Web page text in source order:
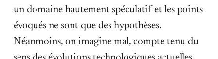
un domaine hautement spéculatif et les points
évoqués ne sont que des hypothèses.
Néanmoins, on imagine mal, compte tenu du